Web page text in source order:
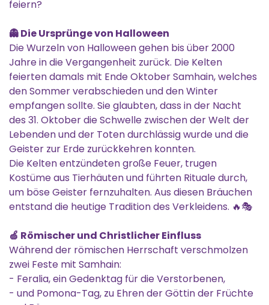
feiern?
👻 Die Ursprünge von Halloween
Die Wurzeln von Halloween gehen bis über 2000
Jahre in die Vergangenheit zurück. Die Kelten
feierten damals mit Ende Oktober Samhain, welches
den Sommer verabschieden und den Winter
empfangen sollte. Sie glaubten, dass in der Nacht
des 31. Oktober die Schwelle zwischen der Welt der
Lebenden und der Toten durchlässig wurde und die
Geister zur Erde zurückkehren konnten.
Die Kelten entzündeten große Feuer, trugen
Kostüme aus Tierhäuten und führten Rituale durch,
um böse Geister fernzuhalten. Aus diesen Bräuchen
entstand die heutige Tradition des Verkleidens. 🔥🎭
🍏 Römischer und Christlicher Einfluss
Während der römischen Herrschaft verschmolzen
zwei Feste mit Samhain:
- Feralia, ein Gedenktag für die Verstorbenen,
- und Pomona-Tag, zu Ehren der Göttin der Früchte